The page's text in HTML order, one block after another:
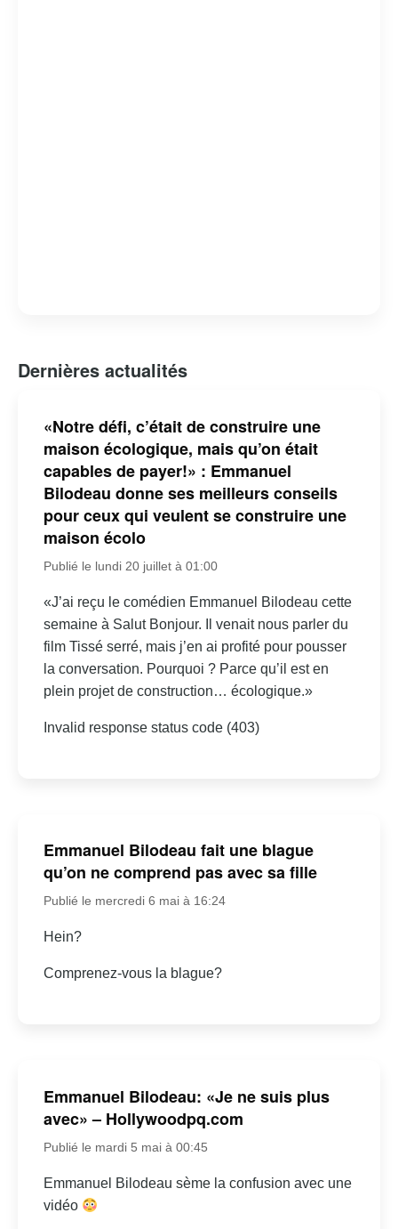
Dernières actualités
«Notre défi, c’était de construire une
maison écologique, mais qu’on était
capables de payer!» : Emmanuel
Bilodeau donne ses meilleurs conseils
pour ceux qui veulent se construire une
maison écolo
Publié le lundi 20 juillet à 01:00
«J’ai reçu le comédien Emmanuel Bilodeau cette
semaine à Salut Bonjour. Il venait nous parler du
film Tissé serré, mais j’en ai profité pour pousser
la conversation. Pourquoi ? Parce qu’il est en
plein projet de construction… écologique.»
Invalid response status code (403)
Emmanuel Bilodeau fait une blague
qu’on ne comprend pas avec sa fille
Publié le mercredi 6 mai à 16:24
Hein?
Comprenez-vous la blague?
Emmanuel Bilodeau: «Je ne suis plus
avec» – Hollywoodpq.com
Publié le mardi 5 mai à 00:45
Emmanuel Bilodeau sème la confusion avec une
vidéo